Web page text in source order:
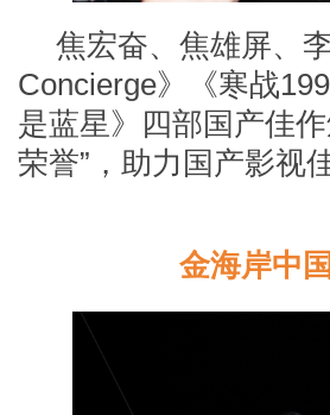
焦宏奋、焦雄屏、
Concierge》《寒战
是蓝星》四部国产佳
荣誉”，助力国产影视
金海岸中